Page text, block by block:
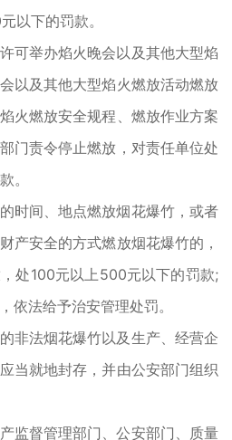
以下的罚款。
可举办焰火晚会以及其他大型焰
以及其他大型焰火燃放活动燃放
火燃放安全规程、燃放作业方案
门责令停止燃放，对责任单位处
。
时间、地点燃放烟花爆竹，或者
产安全的方式燃放烟花爆竹的，
处100元以上500元以下的罚款;
依法给予治安管理处罚。
非法烟花爆竹以及生产、经营企
当就地封存，并由公安部门组织
监督管理部门、公安部门、质量